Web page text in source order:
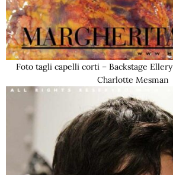
Foto tagli capelli corti – Backstage
Charlotte Mesman